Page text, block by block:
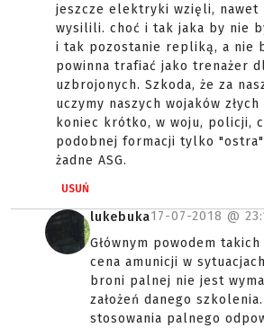
jeszcze elektryki wzięli, nawet
wysilili. choć i tak jaka by nie
i tak pozostanie repliką, a nie
powinna trafiać jako trenażer
uzbrojonych. Szkoda, że za
uczymy naszych wojaków złych
koniec krótko, w woju, policji,
podobnej formacji tylko "ostra"
żadne ASG.
USUŃ
lukebuka17-07-2018 @
Głównym powodem
cena amunicji w
broni palnej nie jest
założeń danego
stosowania palnego